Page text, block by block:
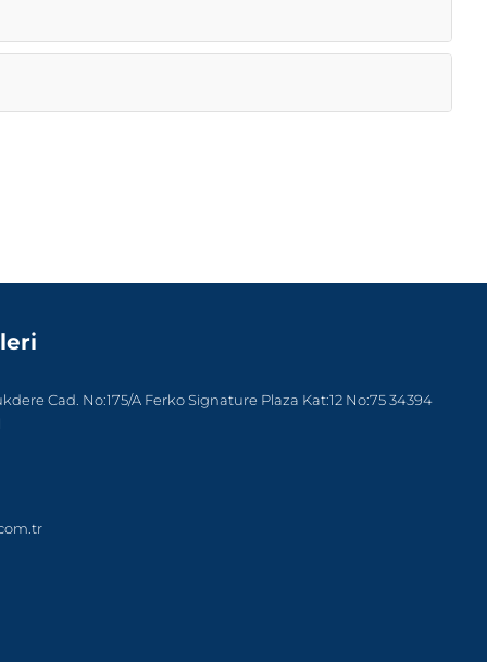
Cad. No:175/A Ferko Signature Plaza Kat:12 No:75 34394